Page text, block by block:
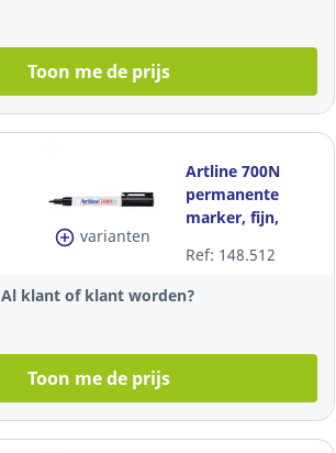
Toon me de prijs
varianten
Artline 700N
permanente
marker, fijn,
mm, zwart, per
stuk
Ref: 148.512
Al klant of klant worden?
Toon me de prijs